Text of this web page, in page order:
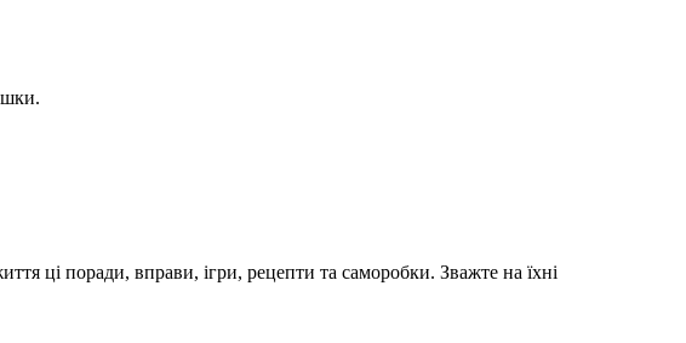
ці поради, вправи, ігри, рецепти та саморобки. Зважте на їхні